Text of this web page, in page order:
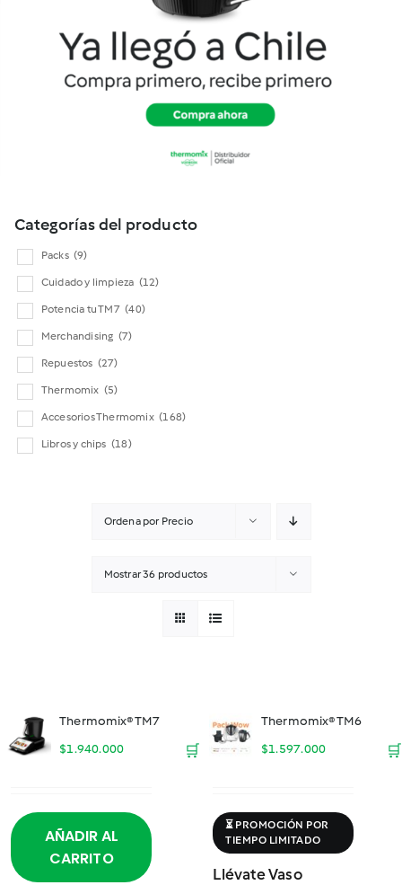
Cookidoo
Categorías del producto
Packs (9)
Cuidado y limpieza (12)
Potencia tu TM7 (40)
Merchandising (7)
Repuestos (27)
Thermomix (5)
Accesorios Thermomix (168)
Libros y chips (18)
Ordena por Precio
Mostrar36 productos
Thermomix® TM7
$1.940.000 🛒
AÑADIR AL
CARRITO
Thermomix® TM6
$1.597.000 🛒
⏳ PROMOCIÓN POR
TIEMPO LIMITADO
Llévate Vaso